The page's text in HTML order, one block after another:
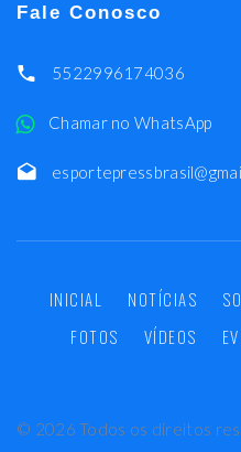
Fale Conosco
5522996174036
Chamar no WhatsApp
INICIAL NOTÍCIAS
FOTOS
VÍDEOS
© 2026 Todos os direitos